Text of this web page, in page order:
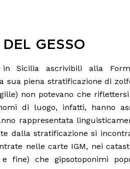
GESSO
Sicilia ascrivibili alla
sua piena stratificazione di
non potevano che
di luogo, infatti, hanno
rappresentata
dalla stratificazione si
nelle carte IGM, nei
fine) che gipsotoponimi